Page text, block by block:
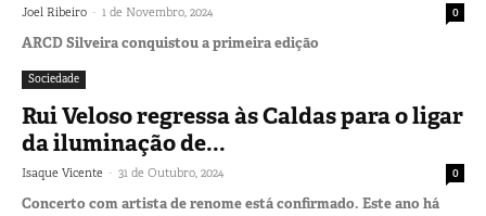
Joel Ribeiro - 1 de Novembro, 2024 0
ARCD Silveira conquistou a primeira edição
Sociedade
Rui Veloso regressa às Caldas para o ligar
da iluminação de...
Isaque Vicente - 31 de Outubro, 2024 0
Concerto com artista de renome está confirmado. Este ano há